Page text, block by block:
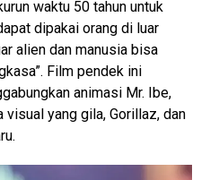
waktu 50 tahun untuk
dipakai orang di luar
alien dan manusia bisa
Film pendek ini
animasi Mr. Ibe,
visual yang gila, Gorillaz, dan